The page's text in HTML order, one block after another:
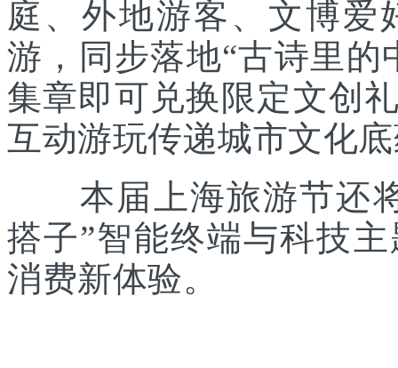
庭、外地游客、文博爱
游，同步落地“古诗里
集章即可兑换限定文创
互动游玩传递城市文化
本届上海旅游节还将
搭子”智能终端与科技
消费新体验。